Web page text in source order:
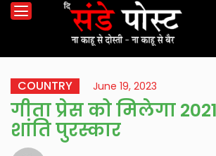
COUNTRY June 19, 2023
गीता प्रेस को मिलेगा
शांति पुरस्कार